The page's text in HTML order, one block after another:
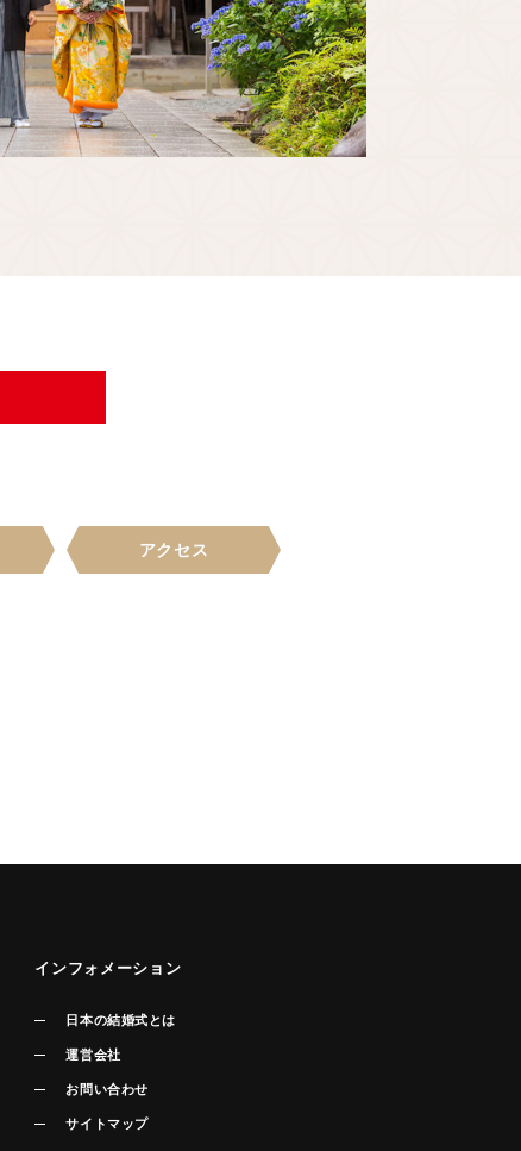
アクセス
インフォメーション
日本の結婚式とは
運営会社
お問い合わせ
サイトマップ